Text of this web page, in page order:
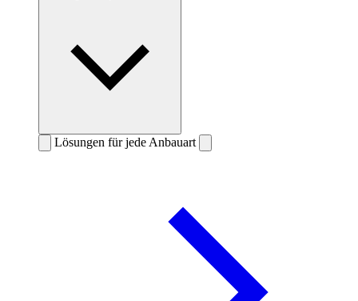
Lösungen für jede Anbauart